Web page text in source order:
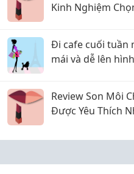
Kinh Nghiệm
Đi cafe cuối tuần
mái và dễ lên hình
Review Son Môi
Được Yêu Thích